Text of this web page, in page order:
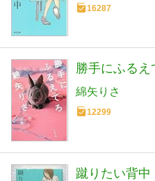
16287
勝手にふるえ
綿矢りさ
12299
蹴りたい背中